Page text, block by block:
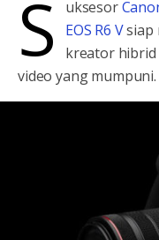
S uksesor
EOS R6 Vsiap
kreator hibrid
video yang mumpuni.